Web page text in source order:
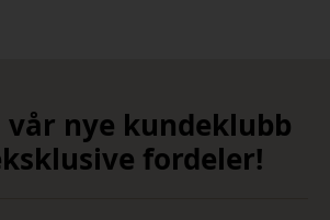
vår nye kundeklubb
fordeler!